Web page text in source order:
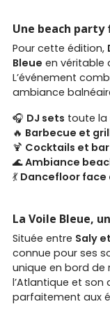
Une beach party
Pour cette édition,
Bleue en véritable
L’événement
ambiance
🎧 DJ sets toute la
🔥 Barbecue et
🍹 Cocktails et bar
🌊Ambiance
💃 Dancefloor face
La Voile Bleue,
Située entre Saly
connue pour ses
unique en bord de
l’Atlantique et son
parfaitement aux